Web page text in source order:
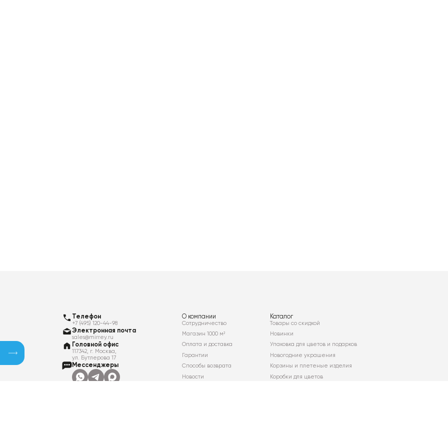
Телефон
+7 (495) 120-44-98
Электронная почта
sales@mirrey.ru
Головной офис
117342, г. Москва,
ул. Бутлерова 17
Мессенджеры
О компании
Сотрудничество
Магазин 1000 м²
Оплата и доставка
Гарантии
Способы возврата
Новости
Каталог
Товары со скидкой
Новинки
Упаковка для цветов и подарков
Новогодние украшения
Корзины и плетеные изделия
Коробки для цветов